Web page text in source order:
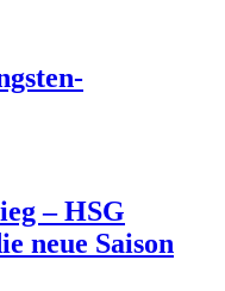
– HSG
neue Saison